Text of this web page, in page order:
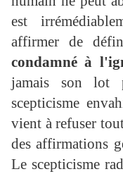
est
affirmer de
condamné à
jamais son lot
scepticisme
vient à refuser
des affirmations
Le scepticisme